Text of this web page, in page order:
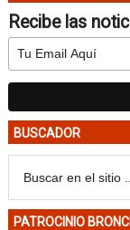
Recibe las
BUSCADOR
PATROCINIO